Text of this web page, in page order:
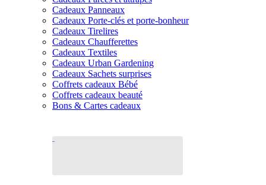
Cadeaux Panneaux
Cadeaux Porte-clés et porte-bonheur
Cadeaux Tirelires
Cadeaux Chaufferettes
Cadeaux Textiles
Cadeaux Urban Gardening
Cadeaux Sachets surprises
Coffrets cadeaux Bébé
Coffrets cadeaux beauté
Bons & Cartes cadeaux